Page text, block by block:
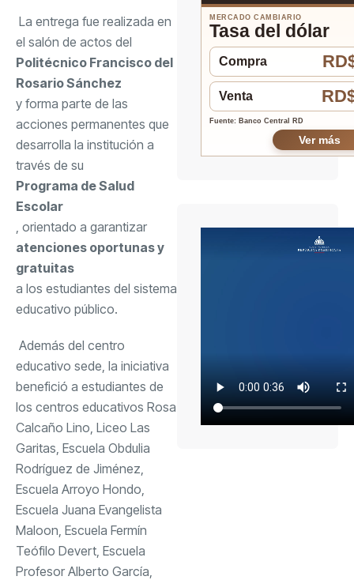
La entrega fue realizada en
el salón de actos del
Politécnico Francisco del
Rosario Sánchez
y forma parte de las
acciones permanentes que
desarrolla la institución a
través de su
Programa de Salud
Escolar
, orientado a garantizar
atenciones oportunas y
gratuitas
a los estudiantes del sistema
educativo público.
Además del centro
educativo sede, la iniciativa
benefició a estudiantes de
los centros educativos Rosa
Calcaño Lino, Liceo Las
Garitas, Escuela Obdulia
Rodríguez de Jiménez,
Escuela Arroyo Hondo,
Escuela Juana Evangelista
Maloon, Escuela Fermín
Teófilo Devert, Escuela
Profesor Alberto García,
MERCADO CAMBIARIO
Tasa del dólar
Compra
Venta
Fuente: Banco Central RD
Ver más